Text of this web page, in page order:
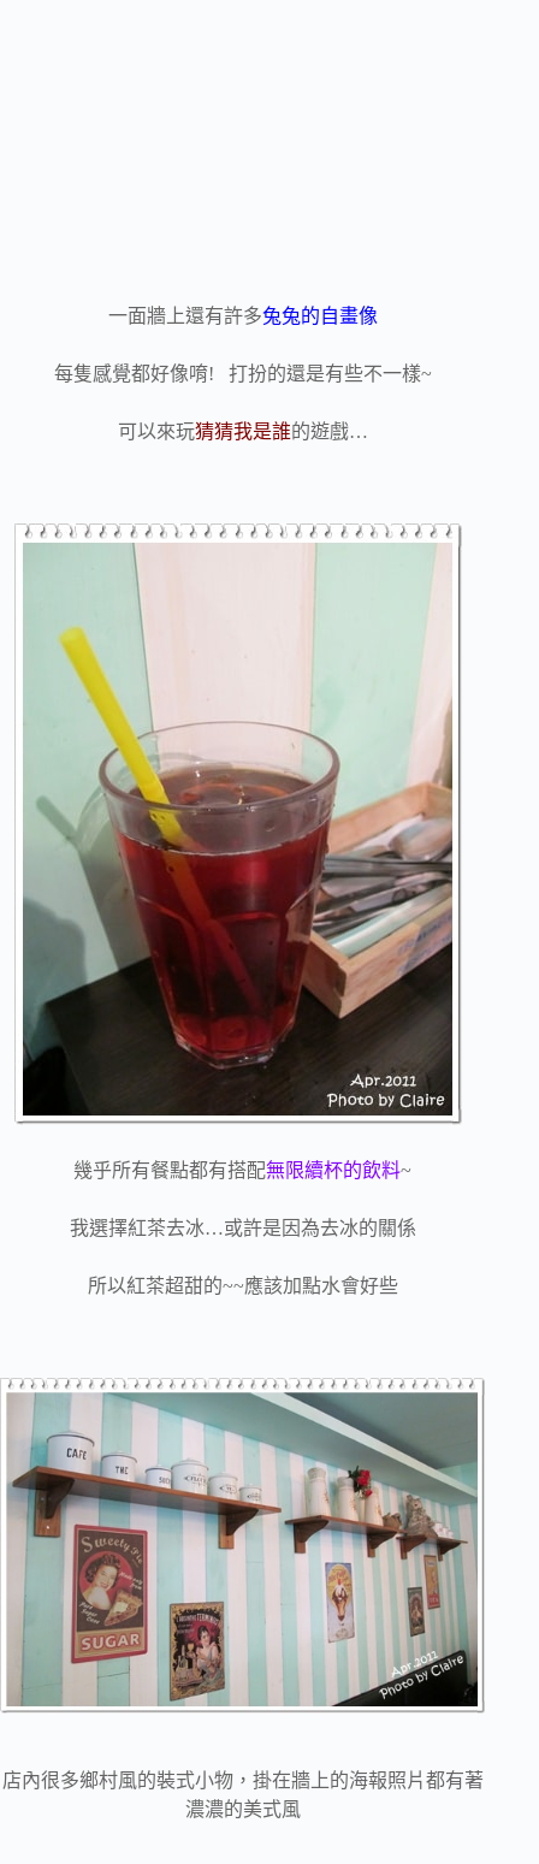
一面牆上還有許多兔兔的自畫像
每隻感覺都好像唷! 打扮的還是有些不一樣~
可以來玩猜猜我是誰的遊戲…
幾乎所有餐點都有搭配無限續杯的飲料~
我選擇紅茶去冰…或許是因為去冰的關係
所以紅茶超甜的~~應該加點水會好些
店內很多鄉村風的裝式小物，掛在牆上的海報照片都有著
濃濃的美式風